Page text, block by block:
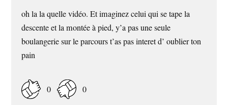
oh la la quelle vidéo. Et imaginez celui qui se tape la
descente et la montée à pied, y’a pas une seule
boulangerie sur le parcours t’as pas interet d’ oublier ton
pain
0 0